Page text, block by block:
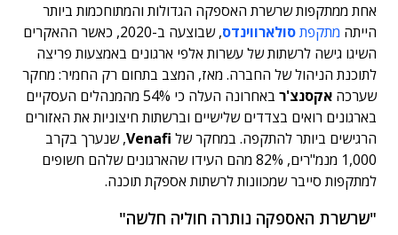
אחת ממתקפות שרשרת האספקה הגדולות והמתוחכמות ביותר
הייתה מתקפתסולארווינדס
, שבוצעה ב-2020, כאשר ההאקרים
השיגו גישה לרשתות של עשרות אלפי ארגונים באמצעות פריצה
לתוכנת הניהול של החברה. מאז, המצב בתחום רק החמיר: מחקר
שערכה אקסנצ'ר
באחרונה העלה כי 54% מהמנהלים העסקיים
בארגונים רואים בצדדים שלישיים וברשתות חיצוניות את האזורים
הרגישים ביותר להתקפה. במחקר של Venafi, שנערך בקרב
1,000 מנמ"רים, 82% מהם העידו שהארגונים שלהם חשופים
למתקפות סייבר שמכוונות לרשתות אספקת תוכנה.
"שרשרת האספקה נותרה חוליה חלשה"